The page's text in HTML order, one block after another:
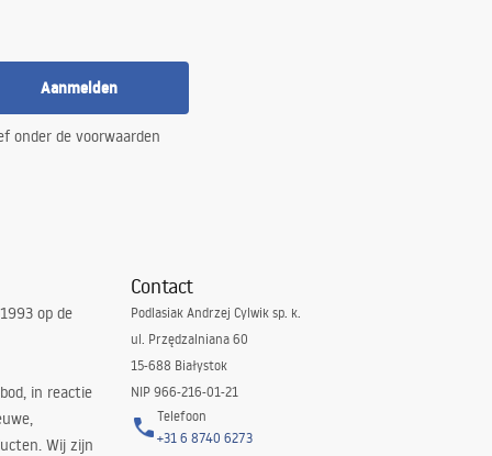
Aanmelden
onder de voorwaarden
op de
in reactie
Wij zijn
Contact
Podlasiak Andrzej Cylwik sp. k.
ul. Przędzalniana 60
15-688 Białystok
NIP 966-216-01-21
Telefoon
+31 6 8740 6273